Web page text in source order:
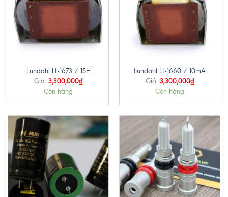
Lundahl LL-1673 / 15H
Giá: 3,300,000₫
Còn hàng
Lundahl LL-1660 / 10mA
Giá: 3,300,000₫
Còn hàng